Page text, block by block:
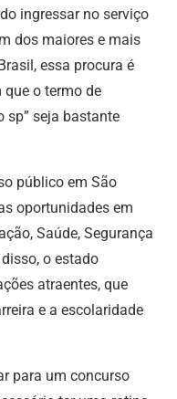
ingressar no serviço
dos maiores e mais
essa procura é
o termo de
sp” seja bastante
público em São
oportunidades em
Saúde, Segurança
o estado
atraentes, que
e a escolaridade
para um concurso